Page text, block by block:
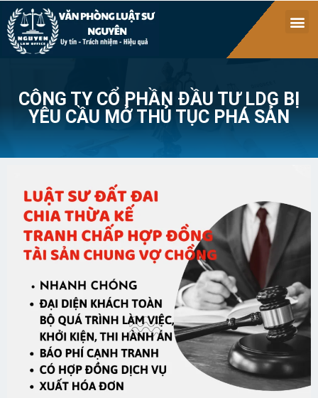
CÔNG TY CỔ PHẦN ĐẦU TƯ LDG BỊ
YÊU CẦU MỞ THỦ TỤC PHÁ SẢN